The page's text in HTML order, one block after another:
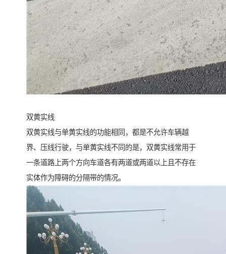
双黄实线
双黄实线与单黄实线的功能相同，都是不允许车辆越
界、压线行驶，与单黄实线不同的是，双黄实线常用于
一条道路上两个方向车道各有两道或两道以上且不存在
实体作为障碍的分隔带的情况。